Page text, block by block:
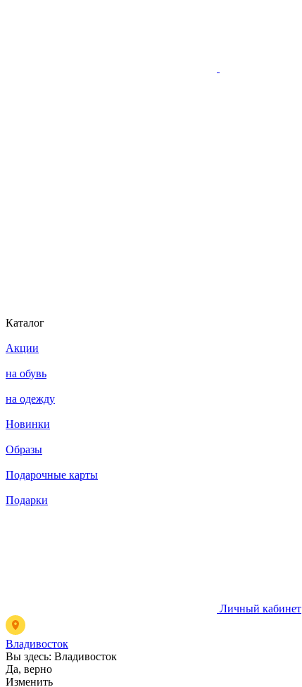
Каталог
Акции
на обувь
на одежду
Новинки
Образы
Подарочные карты
Подарки
Личный кабинет
Владивосток
Вы здесь: Владивосток
Да, верно
Изменить